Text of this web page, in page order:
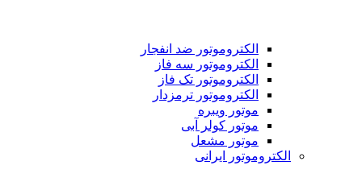
الکتروموتور ضد انفجار
الکتروموتور سه فاز
الکتروموتور تک فاز
الکتروموتور ترمزدار
موتور ویبره
موتور کولر آبی
موتور مشعل
الکتروموتور ایرانی